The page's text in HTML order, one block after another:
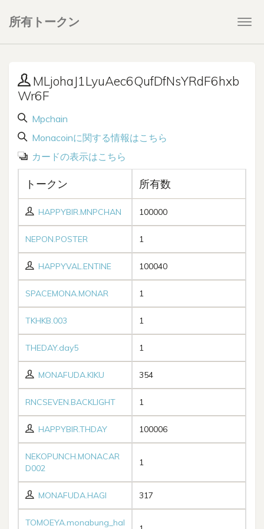
所有トークン
MLjohaJ1LyuAec6QufDfNsYRdF6hxb
Wr6F
Mpchain
Monacoinに関する情報はこちら
カードの表示はこちら
トークン 所有数
HAPPYBIR.MNPCHAN 100000
NEPON.POSTER 1
HAPPYVAL.ENTINE 100040
SPACEMONA.MONAR 1
TKHKB.003 1
THEDAY.day5 1
MONAFUDA.KIKU 354
RNCSEVEN.BACKLIGHT 1
HAPPYBIR.THDAY 100006
NEKOPUNCH.MONACAR
D002
1
MONAFUDA.HAGI 317
TOMOEYA.monabung_hal